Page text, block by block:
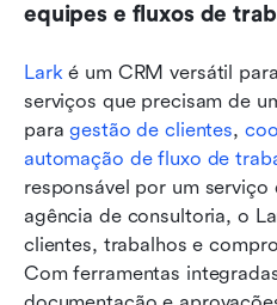
equipes e fluxos de
Lark é um CRM versátil
serviços que precisam de
para gestão de clientes,
automação de fluxo de
responsável por um serviço
agência de consultoria, o
clientes, trabalhos e
Com ferramentas